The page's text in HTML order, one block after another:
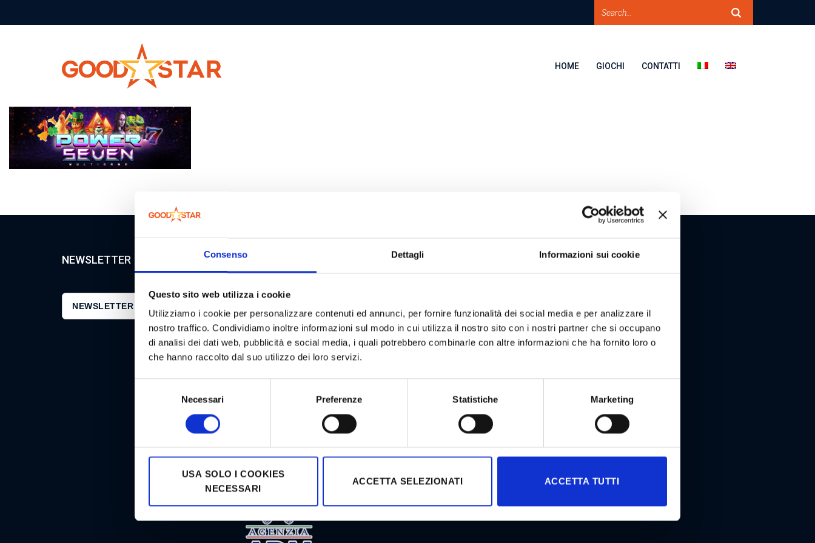
Consenso Dettagli Informazioni sui cookie
Questo sito web utilizza i cookie
Utilizziamo i cookie per personalizzare contenuti ed annunci, per fornire funzionalità dei social media e per analizzare il
nostro traffico. Condividiamo inoltre informazioni sul modo in cui utilizza il nostro sito con i nostri partner che si occupano
di analisi dei dati web, pubblicità e social media, i quali potrebbero combinarle con altre informazioni che ha fornito loro o
che hanno raccolto dal suo utilizzo dei loro servizi.
Necessari Preferenze Statistiche Marketing
USA SOLO I COOKIES
NECESSARI
ACCETTA SELEZIONATI ACCETTA TUTTI
HOME GIOCHI CONTATTI
NEWSLETTER
NEWSLETTER GOODSTAR
CERTIFICAZIONI
ISO 9001:2015
DISCLAIMER
Privacy
Disclaimer
Copyright